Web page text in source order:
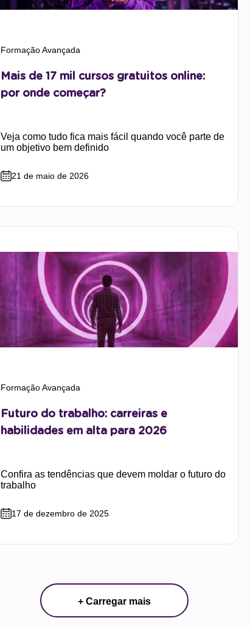
Formação Avançada
Mais de 17 mil cursos gratuitos online:
por onde começar?
Veja como tudo fica mais fácil quando você parte de
um objetivo bem definido
21 de maio de 2026
Formação Avançada
Futuro do trabalho: carreiras e
habilidades em alta para 2026
Confira as tendências que devem moldar o futuro do
trabalho
17 de dezembro de 2025
+ Carregar mais